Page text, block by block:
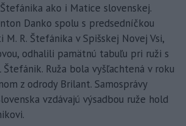
ako i Matice slovenskej.
Danko spolu s predsedníčkou
M. R. Štefánika v Spišskej Novej Vsi,
odhalili pamätnú tabuľu pri ruži s
Štefánik. Ruža bola vyšľachtená v roku
z odrody Brilant. Samosprávy
vzdávajú výsadbou ruže hold